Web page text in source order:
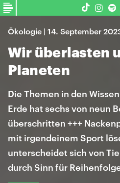
Ökologie | 14. September
Wir überlasten
Planeten
Die Themen in den
Erde hat sechs von neun
überschritten +++
mit irgendeinem Sport
unterscheidet sich von
durch Sinn für